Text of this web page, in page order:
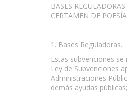
BASES
CERTAMEN DE
1. Bases Reguladoras.
Estas subvenciones
Ley de Subvenciones
Administraciones
demás ayudas